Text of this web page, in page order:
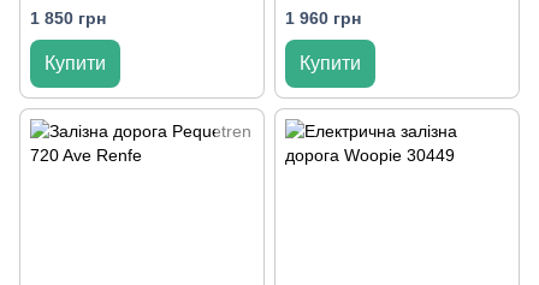
1 850 грн
Купити
1 960 грн
Купити